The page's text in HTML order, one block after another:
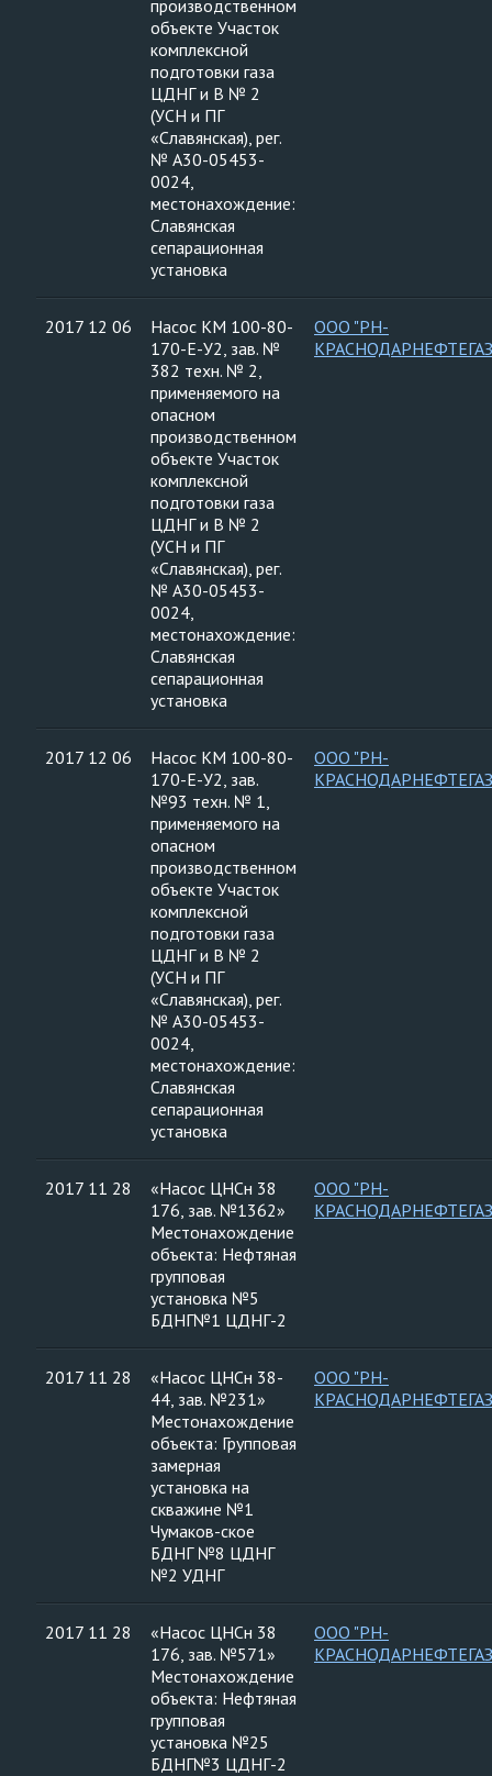
производственном
объекте Участок
комплексной
подготовки газа
ЦДНГ и В № 2
(УСН и ПГ
«Славянская), рег.
№ А30-05453-
0024,
местонахождение:
Славянская
сепарационная
установка
2017 12 06
Насос КМ 100-80-
170-Е-У2, зав. №
382 техн. № 2,
применяемого на
опасном
производственном
объекте Участок
комплексной
подготовки газа
ЦДНГ и В № 2
(УСН и ПГ
«Славянская), рег.
№ А30-05453-
0024,
местонахождение:
Славянская
сепарационная
установка
ООО "РН-
2017 12 06
Насос КМ 100-80-
170-Е-У2, зав.
№93 техн. № 1,
применяемого на
опасном
производственном
объекте Участок
комплексной
подготовки газа
ЦДНГ и В № 2
(УСН и ПГ
«Славянская), рег.
№ А30-05453-
0024,
местонахождение:
Славянская
сепарационная
установка
ООО "РН-
2017 11 28
«Насос ЦНСн 38
176, зав. №1362»
Местонахождение
объекта: Нефтяная
групповая
установка №5
БДНГ№1 ЦДНГ-2
ООО "РН-
2017 11 28
«Насос ЦНСн 38-
44, зав. №231»
Местонахождение
объекта: Групповая
замерная
установка на
скважине №1
Чумаков-ское
БДНГ №8 ЦДНГ
№2 УДНГ
ООО "РН-
2017 11 28
«Насос ЦНСн 38
176, зав. №571»
Местонахождение
объекта: Нефтяная
групповая
установка №25
БДНГ№3 ЦДНГ-2
ООО "РН-